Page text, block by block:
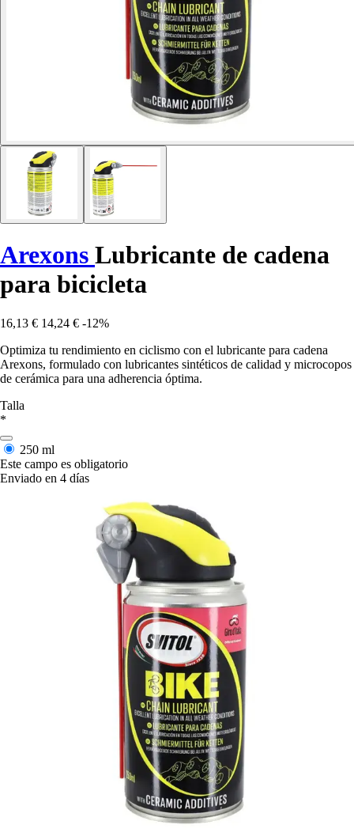
Arexons Lubricante de cadena
para bicicleta
16,13 € 14,24 € -12%
Optimiza tu rendimiento en ciclismo con el lubricante para cadena
Arexons, formulado con lubricantes sintéticos de calidad y microcopos
de cerámica para una adherencia óptima.
Talla
*
250 ml
Este campo es obligatorio
Enviado en 4 días